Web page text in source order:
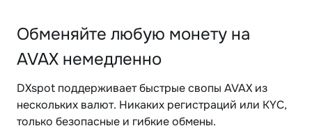
Обменяйте любую монету на
AVAX немедленно
DXspot поддерживает быстрые свопы AVAX из
нескольких валют. Никаких регистраций или KYC,
только безопасные и гибкие обмены.